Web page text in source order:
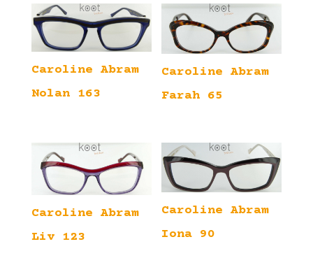
Caroline Abram
Nolan 163
Caroline Abram
Farah 65
Caroline Abram
Liv 123
Caroline Abram
Iona 90